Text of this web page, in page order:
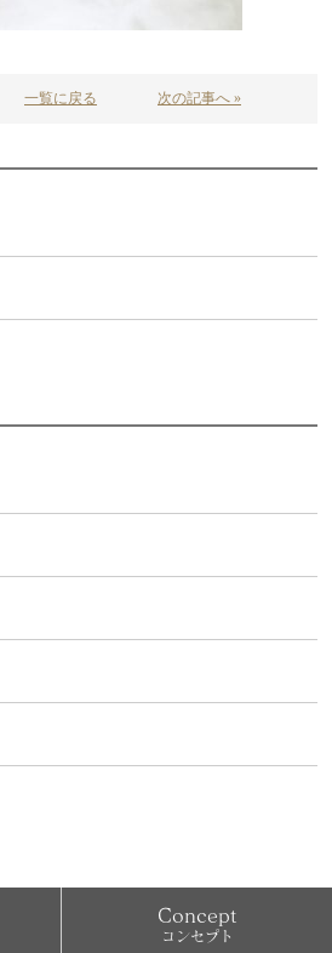
一覧に戻る 次の記事へ »
Concept
コンセプト